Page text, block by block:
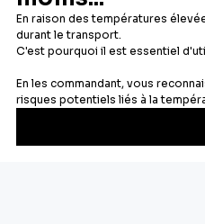
Newsletter
Recevez les recettes, astuces et
Vous pourrez vous désinscrire